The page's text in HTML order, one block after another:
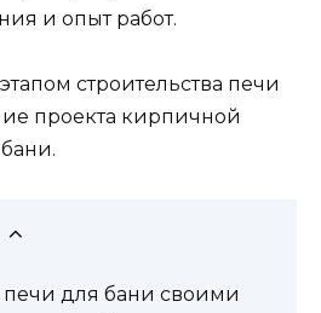
и опыт работ.
строительства печи
проекта кирпичной
для бани своими